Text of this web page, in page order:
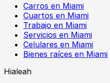
Carros en Miami
Cuartos en Miami
Trabajo en Miami
Servicios en Miami
Celulares en Miami
Bienes raíces en Miami
Hialeah